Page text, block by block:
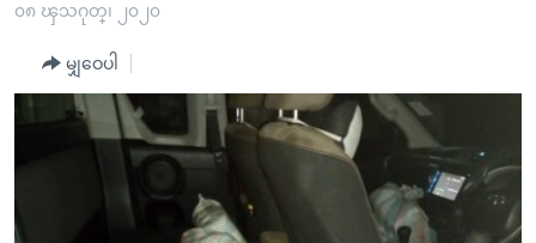
များ
အကြောင်းအရာ
ရန်
အစ္စရေး-ပါလက်စတိုင်း
ရပ်ဝန်းတခု လမ်းတခု အလွန်
အင်္ဂလိပ်စာလေ့လာမယ်
အမေရိကန်သုံးအီဒီယံ
မကြေးမုံရဲ့ အင်္ဂလိပ်စာ
အပတ်စဉ်ကဏ္ဍများ
ရေဒီယိုနှင့်ရုပ်သံ အချက်အလက်များ
၀၈ ၾသဂုတ္၊ ၂၀၂၀
မျှဝေပါ